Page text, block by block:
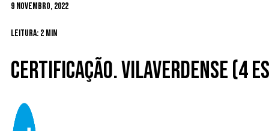
9 Novembro, 2022
Leitura: 2 min
Certificação. Vilaverdense (4